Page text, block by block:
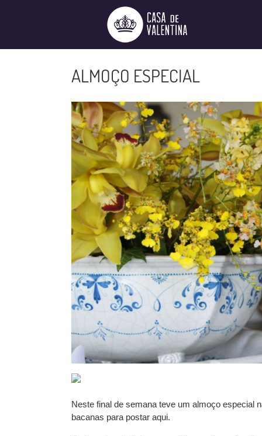
ALMOÇO ESPECIAL
Neste final de semana teve um almoço especial
bacanas para postar aqui.